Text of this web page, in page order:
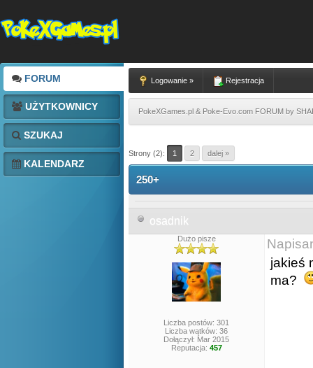
FORUM
UŻYTKOWNICY
SZUKAJ
KALENDARZ
Logowanie » Rejestracja
PokeXGames.pl & Poke-Evo.com FORUM by
Strony (2): 1 2 dalej »
250+
osadnik
Dużo pisze
Liczba postów: 301
Liczba wątków: 36
Dołączył: Mar 2015
Reputacja: 457
jakieś
ma?